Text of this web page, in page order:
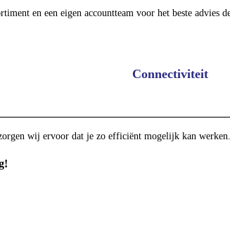
en een eigen accountteam voor het beste advies
Connectiviteit
wij ervoor dat je zo efficiënt mogelijk kan